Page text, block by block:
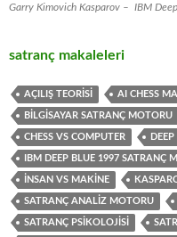
Garry Kimovich Kasparov – IBM
satranç makaleleri
AÇILIŞ TEORISI AI CHESS
BILGISAYAR SATRANÇ MOTORU
CHESS VS COMPUTER
IBM DEEP BLUE 1997 SATRANÇ
İNSAN VS MAKINE
SATRANÇ ANALIZ MOTORU
SATRANÇ PSIKOLOJISI